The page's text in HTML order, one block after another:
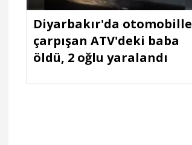
Diyarbakır'da otomobille
çarpışan ATV'deki baba
öldü, 2 oğlu yaralandı